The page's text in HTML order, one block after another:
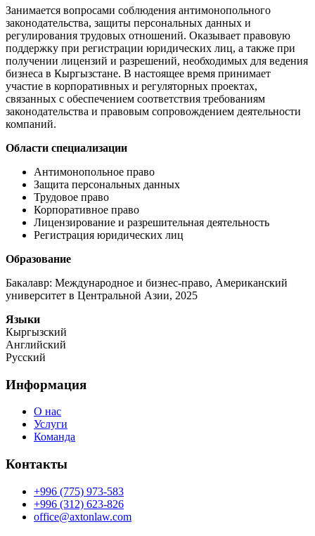
Занимается вопросами соблюдения антимонопольного
законодательства, защиты персональных данных и
регулирования трудовых отношений. Оказывает правовую
поддержку при регистрации юридических лиц, а также при
получении лицензий и разрешений, необходимых для ведения
бизнеса в Кыргызстане. В настоящее время принимает
участие в корпоративных и регуляторных проектах,
связанных с обеспечением соответствия требованиям
законодательства и правовым сопровождением деятельности
компаний.
Области специализации
Антимонопольное право
Защита персональных данных
Трудовое право
Корпоративное право
Лицензирование и разрешительная деятельность
Регистрация юридических лиц
Образование
Бакалавр: Международное и бизнес-право, Американский
университет в Центральной Азии, 2025
Языки
Кыргызский
Английский
Русский
Информация
О нас
Услуги
Команда
Контакты
+996 (775) 973-583
+996 (312) 623-826
office@axtonlaw.com